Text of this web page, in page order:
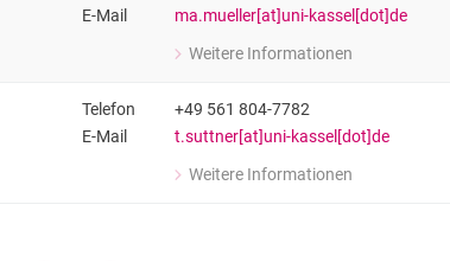
E-Mail
ma.mueller[at]uni-kassel[dot]de
Weitere Informationen
zu Martin Müller
Telefon
+49 561 804-7782
E-Mail
t.suttner[at]uni-kassel[dot]de
Weitere Informationen
zu Tim Suttner (B.Sc.)